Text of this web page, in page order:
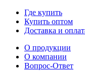
Где купить
Купить оптом
Доставка и
О продукции
О компании
Вопрос-Ответ